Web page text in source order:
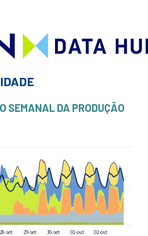
SEMANAL DA PRODUÇÃO
28-set 29-set 30-set 01-out 02-out